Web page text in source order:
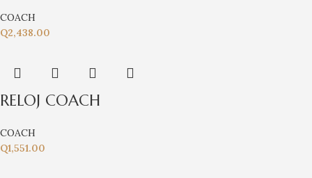
COACH
Q2,438.00
RELOJ COACH
COACH
Q1,551.00